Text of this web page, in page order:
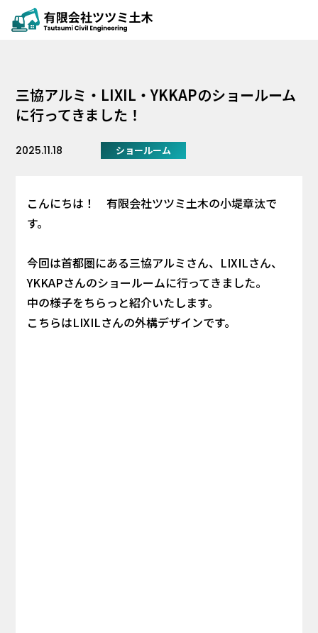
三協アルミ・LIXIL・YKKAPのショールーム
に行ってきました！
2025.11.18 ショールーム
こんにちは！ 有限会社ツツミ土木の小堤章汰で
す。
今回は首都圏にある三協アルミさん、LIXILさん、
YKKAPさんのショールームに行ってきました。
中の様子をちらっと紹介いたします。
こちらはLIXILさんの外構デザインです。